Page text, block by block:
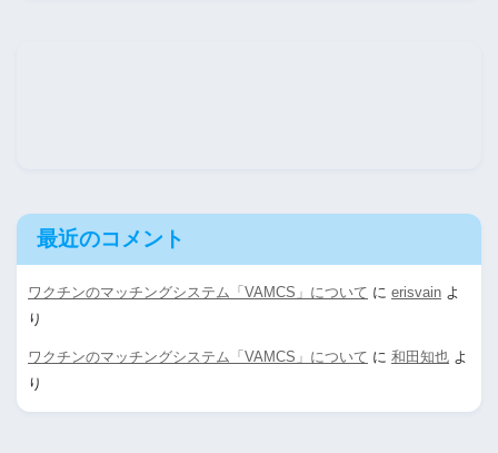
最近のコメント
ワクチンのマッチングシステム「VAMCS」について に erisvain よ
り
ワクチンのマッチングシステム「VAMCS」について に 和田知也 よ
り